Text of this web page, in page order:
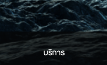
บริการ